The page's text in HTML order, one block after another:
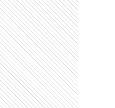
para poder comentar